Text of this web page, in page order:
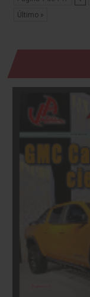
Último »